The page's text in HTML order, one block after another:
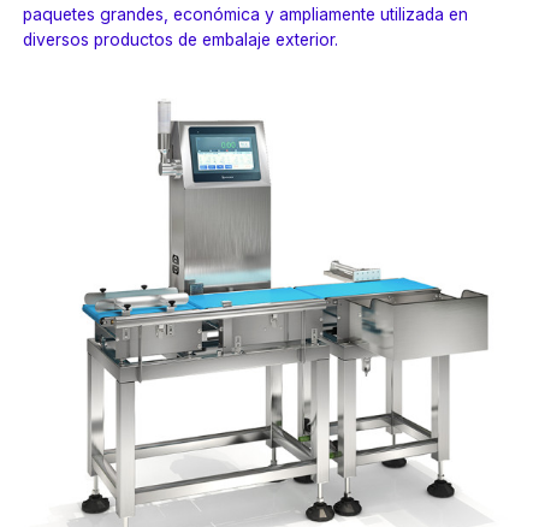
paquetes grandes, económica y ampliamente utilizada en
diversos productos de embalaje exterior.